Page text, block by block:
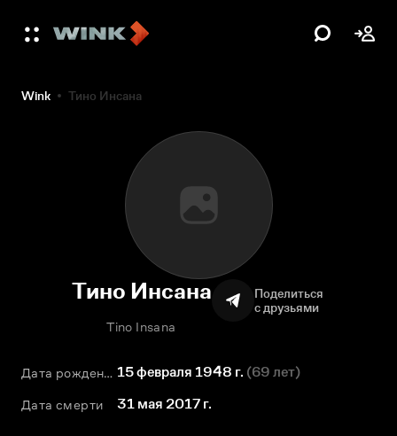
Wink Тино Инсана
Тино Инсана
Tino Insana
Поделиться
с друзьями
Дата рождения 15 февраля 1948 г. (69 лет)
Дата смерти 31 мая 2017 г.